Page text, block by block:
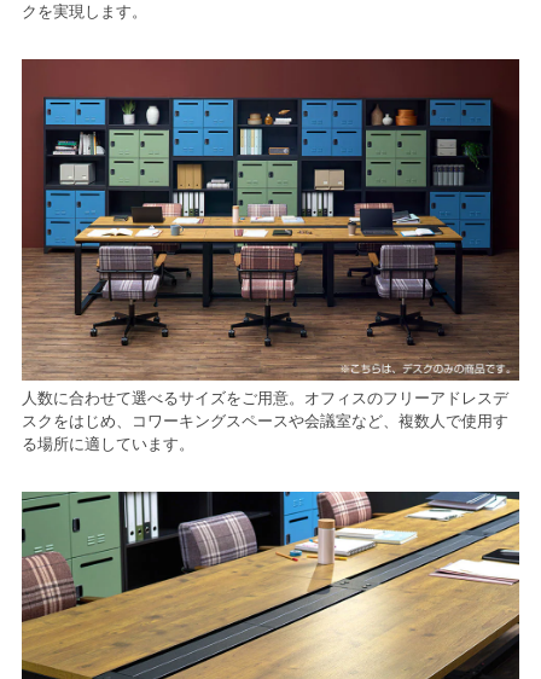
クを実現します。
人数に合わせて選べるサイズをご用意。オフィスのフリーアドレスデ
スクをはじめ、コワーキングスペースや会議室など、複数人で使用す
る場所に適しています。